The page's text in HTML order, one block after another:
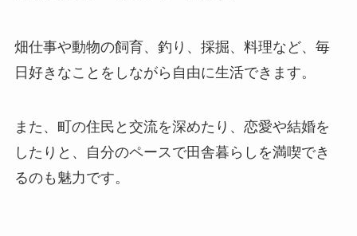
畑仕事や動物の飼育、釣り、採掘、料理など、毎
日好きなことをしながら自由に生活できます。
また、町の住民と交流を深めたり、恋愛や結婚を
したりと、自分のペースで田舎暮らしを満喫でき
るのも魅力です。